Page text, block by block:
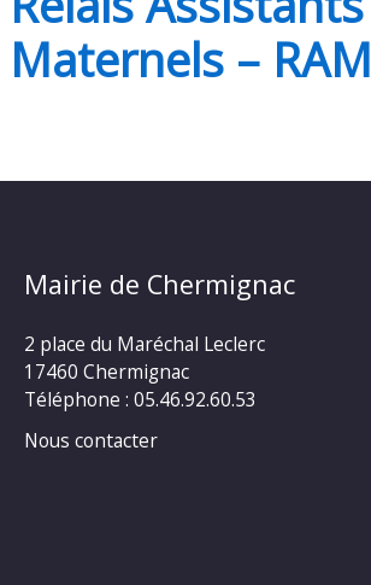
Maternels – RAM
Mairie de Chermignac
2 place du Maréchal Leclerc
17460 Chermignac
Téléphone : 05.46.92.60.53
Nous contacter